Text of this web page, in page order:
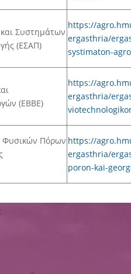
και Συστημάτων
(ΕΣΑΠ)
https://
ergasthria/
systimaton-
(ΕΒΒΕ)
https://
ergasthria/
Φυσικών Πόρων https://
ergasthria/
poron-kai-